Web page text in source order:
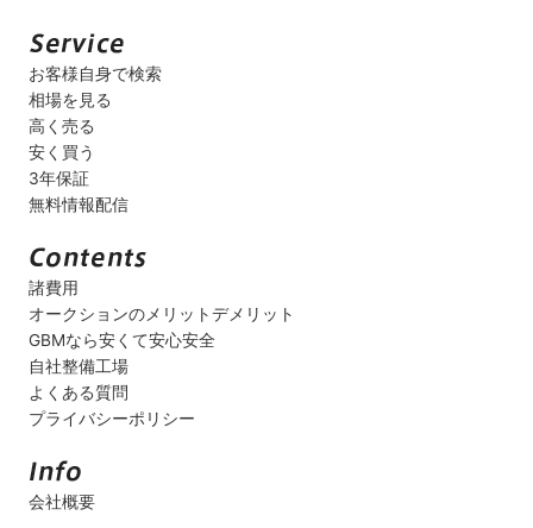
お客様自身で検索
相場を見る
高く売る
安く買う
3年保証
無料情報配信
諸費用
オークションのメリットデメリット
GBMなら安くて安心安全
自社整備工場
よくある質問
プライバシーポリシー
会社概要